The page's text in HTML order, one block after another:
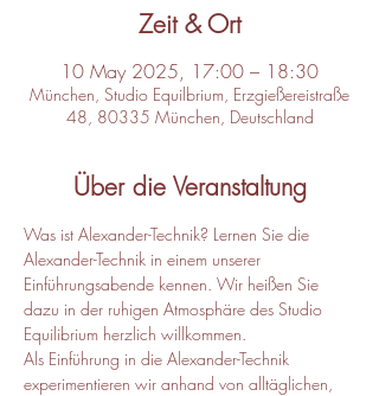
Zeit & Ort
10 May 2025, 17:00 – 18:30
München, Studio Equilbrium, Erzgießereistraße
48, 80335 München, Deutschland
Über die Veranstaltung
Was ist Alexander-Technik? Lernen Sie die
Alexander-Technik in einem unserer
Einführungsabende kennen. Wir heißen Sie
dazu in der ruhigen Atmosphäre des Studio
Equilibrium herzlich willkommen.
Als Einführung in die Alexander-Technik
experimentieren wir anhand von alltäglichen,